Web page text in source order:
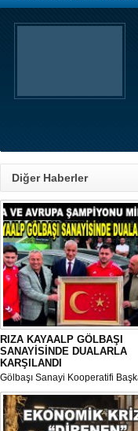
Diğer Haberler
RIZA KAYAALP GÖLBAŞI
SANAYİSİNDE DUALARLA
KARŞILANDI
Gölbaşı Sanayi Kooperatifi
Mehmet Aktay öncülüğünde,
esnafı adına düzenlenen
programı Sanayi Camii’nde
katılımla gerçekleştirildi.